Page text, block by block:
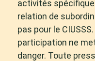
activités
relation de
pas pour le
participation ne
danger. Toute